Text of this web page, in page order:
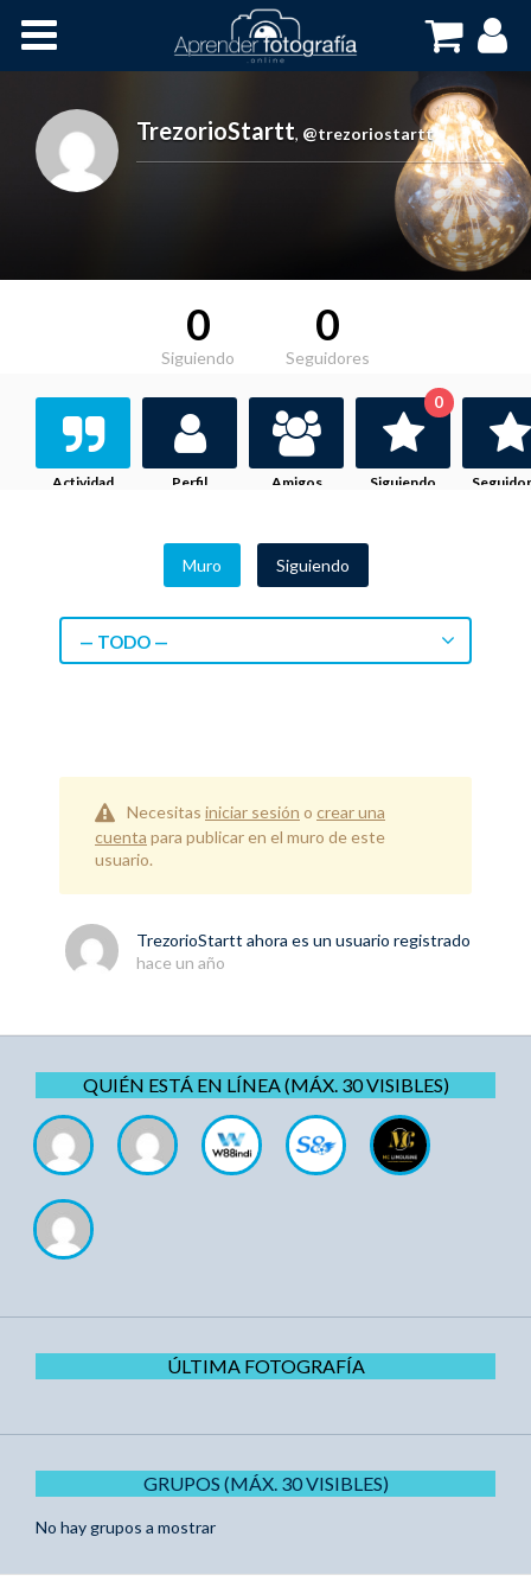
Cursos OnLine
TrezorioStartt, @trezoriostartt
0
Siguiendo
0
Seguidores
Actividad Perfil Amigos Siguiendo
0
Muro Siguiendo
— TODO —
Necesitas iniciar sesión o crear una
cuenta para publicar en el muro de este
usuario.
TrezorioStartt ahora es un usuario registrado
hace un año
QUIÉN ESTÁ EN LÍNEA (MÁX. 30 VISIBLES)
ÚLTIMA FOTOGRAFÍA
GRUPOS (MÁX. 30 VISIBLES)
No hay grupos a mostrar